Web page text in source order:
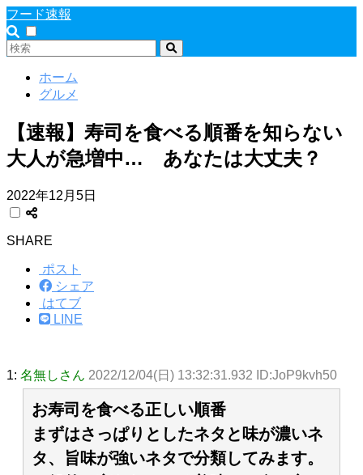
フード速報
ホーム
グルメ
【速報】寿司を食べる順番を知らない
大人が急増中… あなたは大丈夫？
2022年12月5日
SHARE
ポスト
シェア
はてブ
LINE
1: 名無しさん 2022/12/04(日) 13:32:31.932 ID:JoP9kvh50
お寿司を食べる正しい順番
まずはさっぱりとしたネタと味が濃いネ
タ、旨味が強いネタで分類してみます。